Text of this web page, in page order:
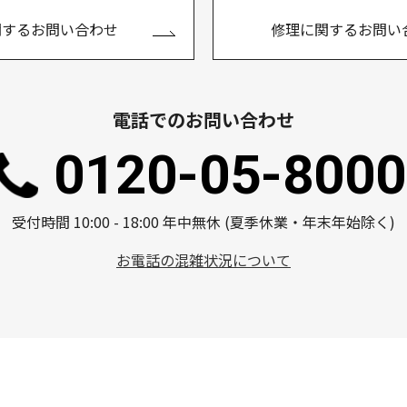
るお問い合わせ 修理に関するお問い
電話でのお問い合わせ
0120-05-8000
受付時間 10:00 - 18:00 年中無休 (夏季休業・年末年始除く)
お電話の混雑状況について